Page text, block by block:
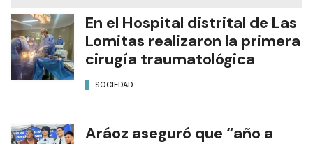
NOTAS RELACIONADAS
En el Hospital distrital de Las
Lomitas realizaron la primera
cirugía traumatológica